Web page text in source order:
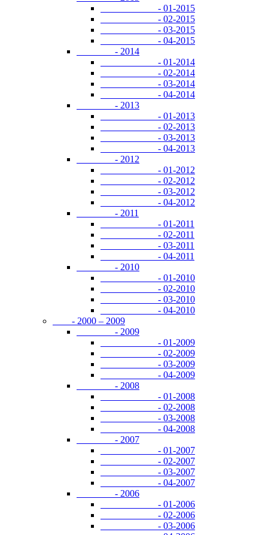
- 01-2015
- 02-2015
- 03-2015
- 04-2015
- 2014
- 01-2014
- 02-2014
- 03-2014
- 04-2014
- 2013
- 01-2013
- 02-2013
- 03-2013
- 04-2013
- 2012
- 01-2012
- 02-2012
- 03-2012
- 04-2012
- 2011
- 01-2011
- 02-2011
- 03-2011
- 04-2011
- 2010
- 01-2010
- 02-2010
- 03-2010
- 04-2010
- 2000 – 2009
- 2009
- 01-2009
- 02-2009
- 03-2009
- 04-2009
- 2008
- 01-2008
- 02-2008
- 03-2008
- 04-2008
- 2007
- 01-2007
- 02-2007
- 03-2007
- 04-2007
- 2006
- 01-2006
- 02-2006
- 03-2006